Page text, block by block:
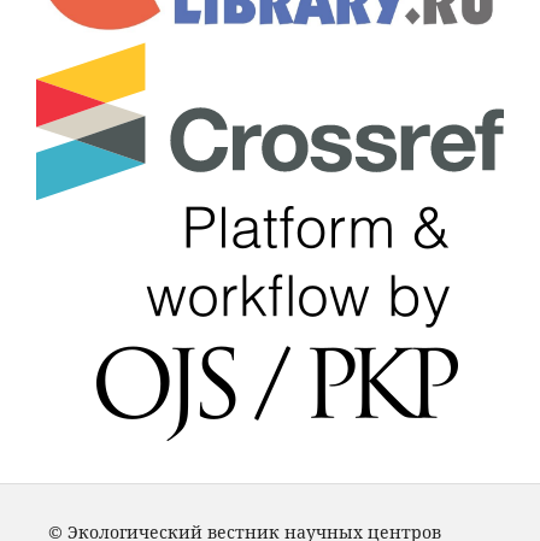
© Экологический вестник научных центров